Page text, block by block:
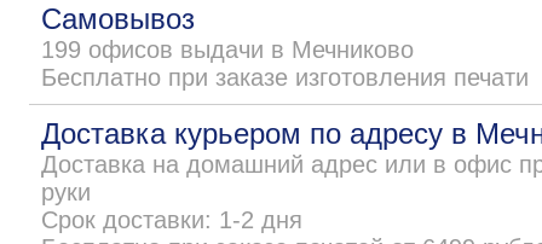
Самовывоз
199 офисов выдачи в Мечниково
Бесплатно при заказе изготовления печати
Доставка курьером по адресу в
Доставка на домашний адрес или в офис
руки
Срок доставки: 1-2 дня